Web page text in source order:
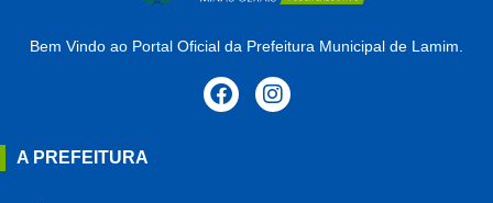
Bem Vindo ao Portal Oficial da Prefeitura Municipal de Lamim.
A PREFEITURA